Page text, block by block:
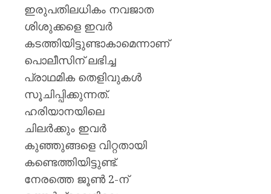
ഇരുപതിലധികം നവജാത
ശിശുക്കളെ ഇവർ
കടത്തിയിട്ടുണ്ടാകാമെന്നാണ്
പൊലീസിന് ലഭിച്ച
പ്രാഥമിക തെളിവുകൾ
സൂചിപ്പിക്കുന്നത്.
ഹരിയാനയിലെ
ചിലർക്കും ഇവർ
കുഞ്ഞുങ്ങളെ വിറ്റതായി
കണ്ടെത്തിയിട്ടുണ്ട്.
നേരത്തെ ജൂൺ 2-ന്